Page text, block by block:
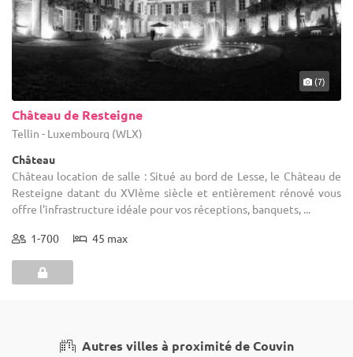
(7)
Château de Resteigne
Tellin - Luxembourg (WLX)
Château
Château location de salle : Situé au bord de Lesse, le Château de
Resteigne datant du XVIème siècle et entièrement rénové vous
offre l'infrastructure idéale pour vos réceptions, banquets, ...
1-700 45 max
Autres villes à proximité de Couvin